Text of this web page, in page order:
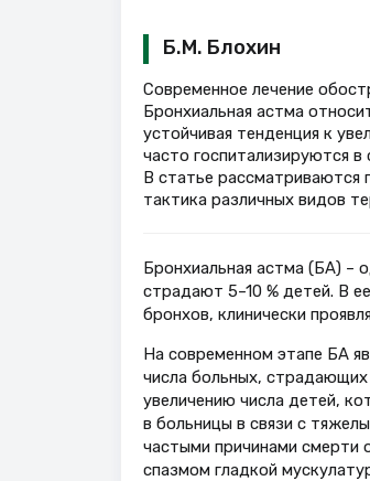
Б.М. Блохин
Современное лечение
Бронхиальная астма
устойчивая тенденция к
часто госпитализируются
В статье рассматриваются
тактика различных видов
Бронхиальная астма (БА) –
страдают 5–10 % детей. В
бронхов, клинически
На современном этапе БА
числа больных, страдающих
увеличению числа детей,
в больницы в связи с
частыми причинами смерти
спазмом гладкой